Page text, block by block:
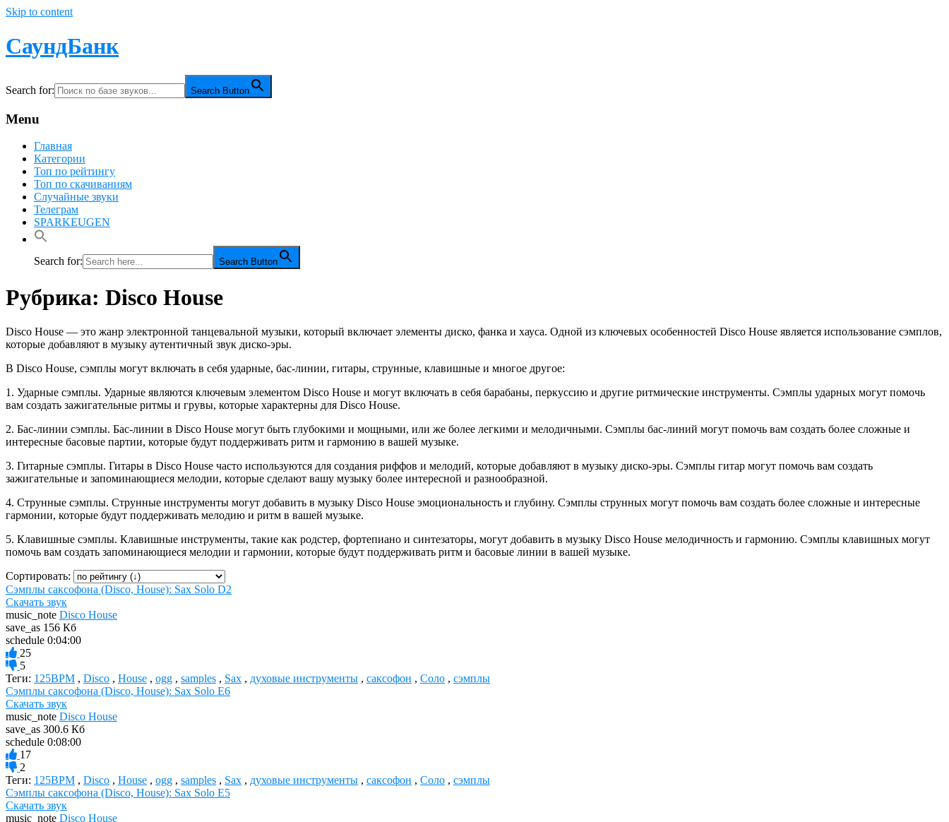
Skip to content
СаундБанк
Search for: Search Button
Menu
Главная
Категории
Топ по рейтингу
Топ по скачиваниям
Случайные звуки
Телеграм
SPARKEUGEN
Search for: Search Button
Рубрика: Disco House
Disco House — это жанр электронной танцевальной музыки, который включает элементы диско, фанка и хауса. Одной из ключевых особенностей Disco House является использование сэмплов,
которые добавляют в музыку аутентичный звук диско-эры.
В Disco House, сэмплы могут включать в себя ударные, бас-линии, гитары, струнные, клавишные и многое другое:
1. Ударные сэмплы. Ударные являются ключевым элементом Disco House и могут включать в себя барабаны, перкуссию и другие ритмические инструменты. Сэмплы ударных могут помочь
вам создать зажигательные ритмы и грувы, которые характерны для Disco House.
2. Бас-линии сэмплы. Бас-линии в Disco House могут быть глубокими и мощными, или же более легкими и мелодичными. Сэмплы бас-линий могут помочь вам создать более сложные и
интересные басовые партии, которые будут поддерживать ритм и гармонию в вашей музыке.
3. Гитарные сэмплы. Гитары в Disco House часто используются для создания риффов и мелодий, которые добавляют в музыку диско-эры. Сэмплы гитар могут помочь вам создать
зажигательные и запоминающиеся мелодии, которые сделают вашу музыку более интересной и разнообразной.
4. Струнные сэмплы. Струнные инструменты могут добавить в музыку Disco House эмоциональность и глубину. Сэмплы струнных могут помочь вам создать более сложные и интересные
гармонии, которые будут поддерживать мелодию и ритм в вашей музыке.
5. Клавишные сэмплы. Клавишные инструменты, такие как родстер, фортепиано и синтезаторы, могут добавить в музыку Disco House мелодичность и гармонию. Сэмплы клавишных могут
помочь вам создать запоминающиеся мелодии и гармонии, которые будут поддерживать ритм и басовые линии в вашей музыке.
Сортировать:
Сэмплы саксофона (Disco, House): Sax Solo D2
Скачать звук
music_note Disco House
save_as 156 Кб
schedule 0:04:00
25
5
Теги: 125BPM , Disco , House , ogg , samples , Sax , духовые инструменты , саксофон , Соло , сэмплы
Сэмплы саксофона (Disco, House): Sax Solo E6
Скачать звук
music_note Disco House
save_as 300.6 Кб
schedule 0:08:00
17
2
Теги: 125BPM , Disco , House , ogg , samples , Sax , духовые инструменты , саксофон , Соло , сэмплы
Сэмплы саксофона (Disco, House): Sax Solo E5
Скачать звук
music_note Disco House